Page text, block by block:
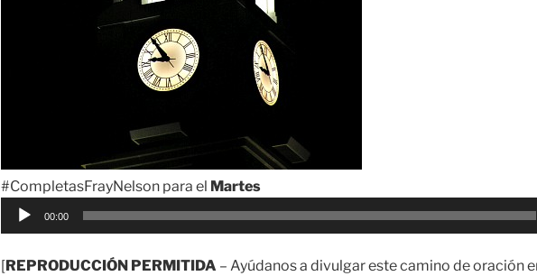
#CompletasFrayNelson para el Martes
Reproductor
00:00
[REPRODUCCIÓN PERMITIDA – Ayúdanos a divulgar este camino de oración